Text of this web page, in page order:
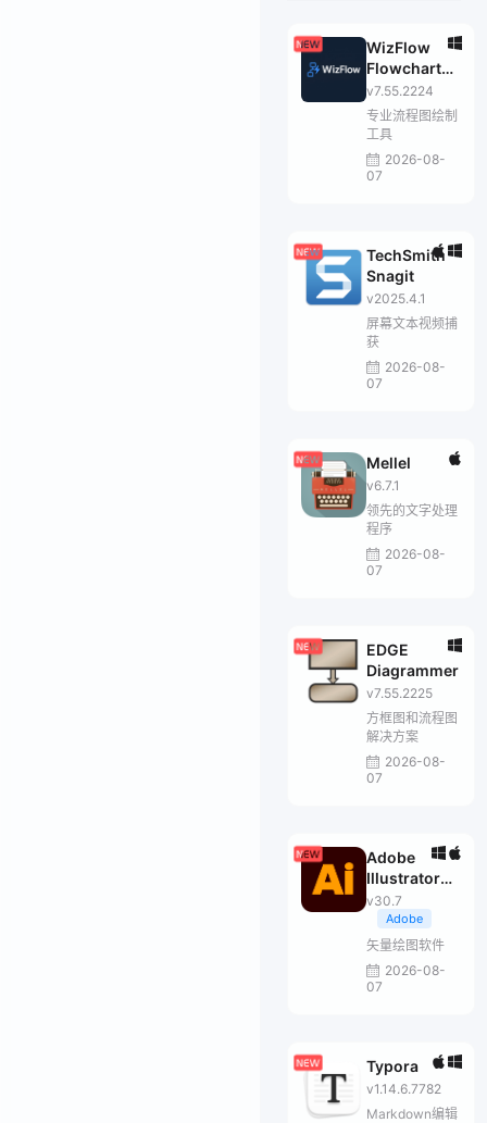
WizFlow
Flowcharter
Professional
v7.55.2224
专业流程图绘制
工具
2026-08-
07
TechSmith
Snagit
v2025.4.1
屏幕文本视频捕
获
2026-08-
07
Mellel
v6.7.1
领先的文字处理
程序
2026-08-
07
EDGE
Diagrammer
v7.55.2225
方框图和流程图
解决方案
2026-08-
07
Adobe
Illustrator
2026
v30.7
Adobe
矢量绘图软件
2026-08-
07
Typora
v1.14.6.7782
Markdown编辑